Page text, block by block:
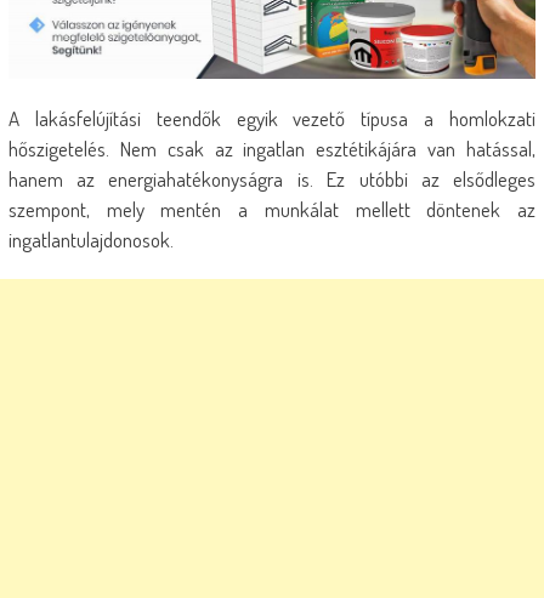
A lakásfelújítási teendők egyik vezető típusa a homlokzati
hőszigetelés. Nem csak az ingatlan esztétikájára van hatással,
hanem az energiahatékonyságra is. Ez utóbbi az elsődleges
szempont, mely mentén a munkálat mellett döntenek az
ingatlantulajdonosok.